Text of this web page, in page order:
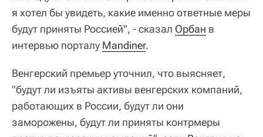
я хотел бы увидеть, какие именно ответные меры
будут приняты Россией", - сказал Орбан в
интервью порталу Mandiner.
Венгерский премьер уточнил, что выясняет,
"будут ли изъяты активы венгерских компаний,
работающих в России, будут ли они
заморожены, будут ли приняты контрмеры